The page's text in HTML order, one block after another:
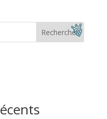
Rechercher